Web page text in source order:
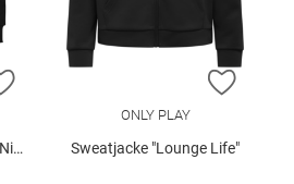
ZUR WUNSCHLISTE HINZUFÜGEN
ZUR
ONLY PLAY
Sweatjacke "Lounge Life"